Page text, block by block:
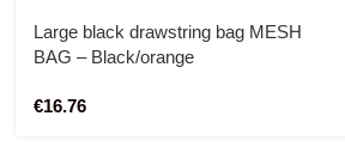
Large black drawstring bag MESH
BAG – Black/orange
€16.76